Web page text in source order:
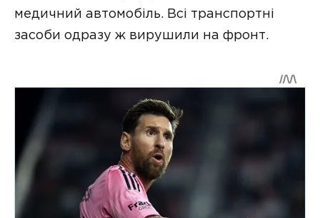
медичний автомобіль. Всі транспортні
засоби одразу ж вирушили на фронт.